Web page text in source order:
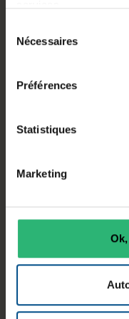
Nécessaires
Préférences
Statistiques
Marketing
Informations
Le Samsung
NVMe. Il utilise
et une mémoire
est conçu pour
de bureau, offrant
bureautiques
stockage rapide